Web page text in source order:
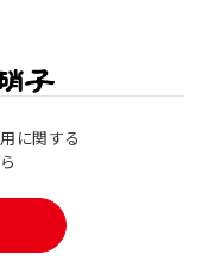
に関する